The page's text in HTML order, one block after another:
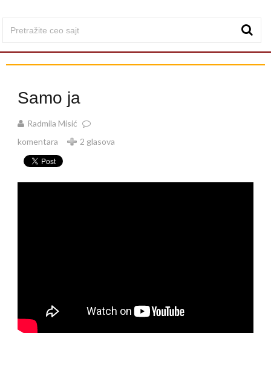
Samo ja
Radmila Misić
komentara
2 glasova